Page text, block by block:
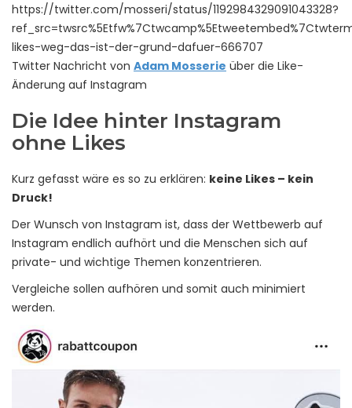
https://twitter.com/mosseri/status/1192984329091043328?
likes-weg-das-ist-der-grund-dafuer-666707
Twitter Nachricht von Adam Mosserie über die Like-
Änderung auf Instagram
Die Idee hinter Instagram
ohne Likes
Kurz gefasst wäre es so zu erklären: keine Likes – kein
Druck!
Der Wunsch von Instagram ist, dass der Wettbewerb auf
Instagram endlich aufhört und die Menschen sich auf
private- und wichtige Themen konzentrieren.
Vergleiche sollen aufhören und somit auch minimiert
werden.